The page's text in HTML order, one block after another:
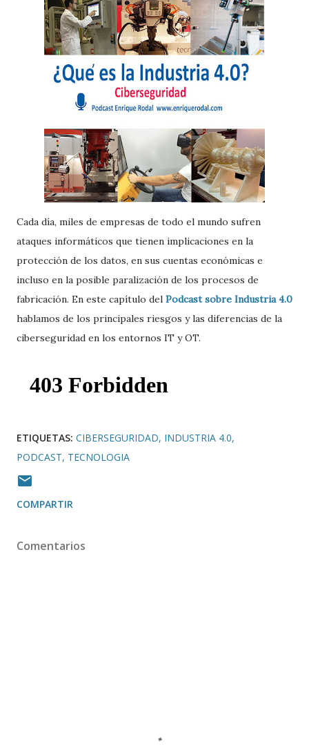
Cada día, miles de empresas de todo el mundo sufren
ataques informáticos que tienen implicaciones en la
protección de los datos, en sus cuentas económicas e
incluso en la posible paralización de los procesos de
fabricación. En este capítulo del Podcast sobre Industria 4.0
hablamos de los principales riesgos y las diferencias de la
ciberseguridad en los entornos IT y OT.
ETIQUETAS: CIBERSEGURIDAD INDUSTRIA 4.0
PODCAST TECNOLOGIA
COMPARTIR
Comentarios